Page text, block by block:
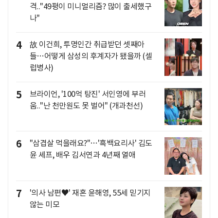
격.."49평이 미니멀리즘? 많이 출세했구
나"
4
故 이건희, 투명인간 취급받던 셋째아
들…어떻게 삼성의 후계자가 됐을까 (셀
럽병사)
5
브라이언, '100억 탕진' 서인영에 부러
움.."난 천만원도 못 벌어" (개과천선)
6
"삼겹살 먹을래요?"…'흑백요리사' 김도
윤 셰프, 배우 김서연과 4년째 열애
7
'의사 남편♥' 재혼 윤해영, 55세 믿기지
않는 미모